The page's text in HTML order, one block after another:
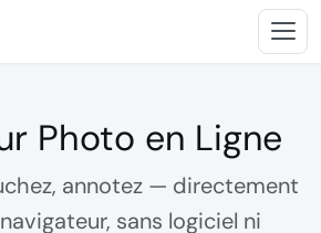
Photo en Ligne
annotez — directement
sans logiciel ni